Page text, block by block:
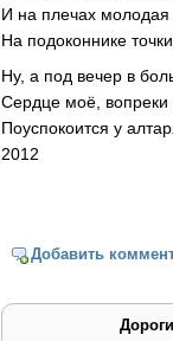
И на плечах молодая
На подоконнике
Ну, а под вечер в
Сердце моё, вопреки
Поуспокоится у
2012
Добавить